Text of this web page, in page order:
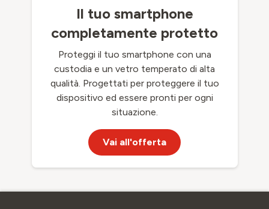
Il tuo smartphone
completamente protetto
Proteggi il tuo smartphone con una
custodia e un vetro temperato di alta
qualità. Progettati per proteggere il tuo
dispositivo ed essere pronti per ogni
situazione.
Vai all'offerta